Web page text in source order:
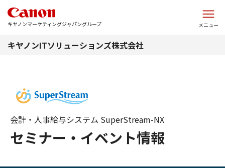
キヤノンマーケティングジャパングループ メニュー
キヤノンITソリューションズ株式会社
セミナー・イベント情報
会計・人事給与システム SuperStream-NX